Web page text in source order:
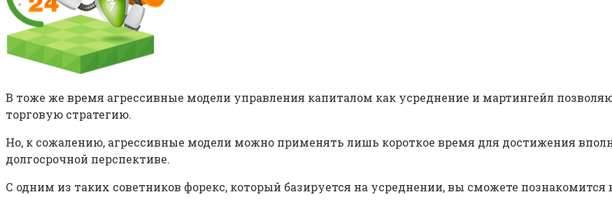
В тоже же время агрессивные модели управления капиталом как усреднение и мартингейл
торговую стратегию.
Но, к сожалению, агрессивные модели можно применять лишь короткое время для достижения
долгосрочной перспективе.
С одним из таких советников форекс, который базируется на усреднении, вы сможете познакомится